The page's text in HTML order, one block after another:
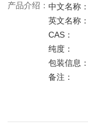
产品介绍：中文名称
英文名称
CAS：
纯度：
包装信息：
备注：